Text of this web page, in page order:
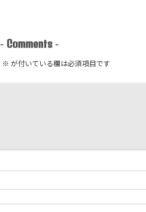
- Comments -
※ が付いている欄は必須項目です